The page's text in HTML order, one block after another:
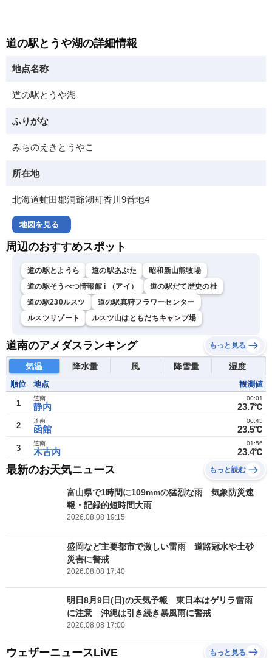
道の駅とうや湖の詳細情報
地点名称
道の駅とうや湖
ふりがな
みちのえきとうやこ
所在地
北海道虻田郡洞爺湖町香川9番地4
地図を見る
周辺のおすすめスポット
道の駅とようら 道の駅あぷた
昭和新山熊牧場
道の駅そうべつ情報館 i （アイ）
道の駅だて歴史の杜
道の駅230ルスツ
道の駅真狩フラワーセンター
ルスツリゾート
ルスツ山はともだちキャンプ場
道南のアメダスランキング もっと見る
気温 降水量 風 降雪量 湿度
順位 地点 観測値
1 静内
道南
23.7℃
00:01
2 函館
道南
23.5℃
00:45
3 木古内
道南
23.4℃
01:56
最新のお天気ニュース もっと読む
富山県で1時間に109mmの猛烈な雨 気象防災速
報・記録的短時間大雨
2026.08.08 19:15
盛岡など主要都市で激しい雷雨 道路冠水や土砂
災害に警戒
2026.08.08 17:40
明日8月9日(日)の天気予報 東日本はゲリラ雷雨
に注意 沖縄は引き続き暴風雨に警戒
2026.08.08 17:00
ウェザーニュースLiVE もっと見る